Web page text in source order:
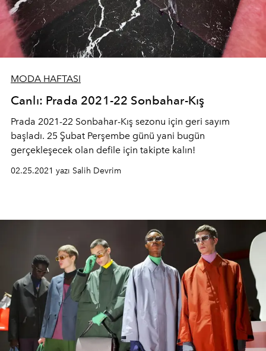
MODA HAFTASI
Canlı: Prada 2021-22 Sonbahar-Kış
Prada 2021-22 Sonbahar-Kış sezonu için geri sayım
başladı. 25 Şubat Perşembe günü yani bugün
gerçekleşecek olan defile için takipte kalın!
02.25.2021 yazı Salih Devrim